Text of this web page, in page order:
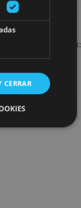
eta iradokizunak:
ekitaldi
CERRAR